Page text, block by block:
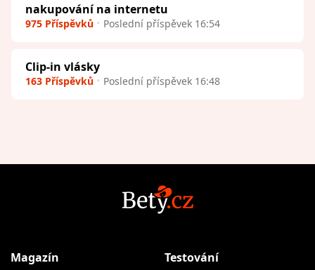
nakupování na internetu
975 Příspěvků Poslední příspěvek 16:54
Clip-in vlásky
163 Příspěvků Poslední příspěvek 16:48
Magazín Testování